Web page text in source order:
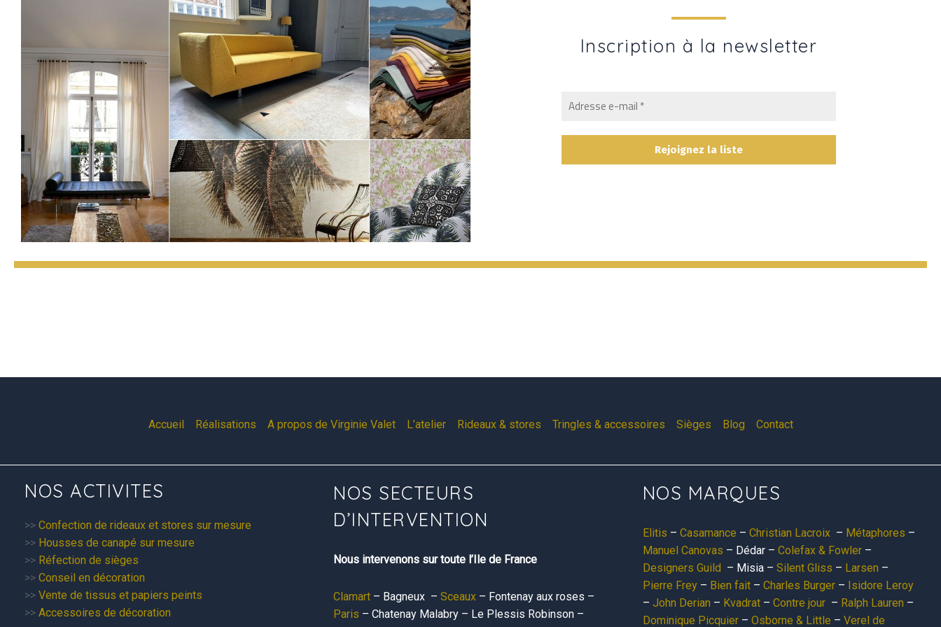
Inscription à la newsletter
Accueil Réalisations A propos de Virginie Valet L’atelier Rideaux & stores Tringles & accessoires Sièges Blog Contact
NOS ACTIVITES
>> Confection de rideaux et stores sur mesure
>> Housses de canapé sur mesure
>> Réfection de sièges
>> Conseil en décoration
>> Vente de tissus et papiers peints
>> Accessoires de décoration
NOS SECTEURS
D’INTERVENTION
Nous intervenons sur toute l’Ile de France
Clamart – Bagneux –Sceaux – Fontenay aux roses –
Paris – Chatenay Malabry – Le Plessis Robinson –
NOS MARQUES
Elitis – Casamance – Christian Lacroix– Métaphores –
Manuel Canovas – Dédar – Colefax & Fowler–
Designers Guild – Misia – Silent Gliss – Larsen –
Pierre Frey– Bien fait– Charles Burger– Isidore Leroy
– John Derian – Kvadrat– Contre jour– Ralph Lauren –
Dominique Picquier– Osborne & Little – Verel de